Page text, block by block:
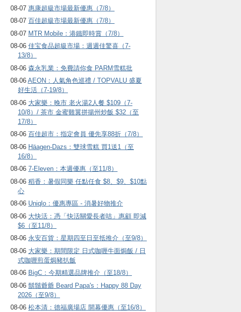
08-07 惠康超級市場最新優惠（7/8）
08-07 百佳超級市場最新優惠（7/8）
08-07 MTR Mobile：港鐵即時賞（7/8）
08-06 佳宝食品超級市場：週週佳驚喜（7-
13/8）
08-06 森永乳業：免費請你食 PARM雪糕批
08-06 AEON：人氣角色巡禮 / TOPVALU 盛夏
好生活（7-19/8）
08-06 大家樂：晚市 老火湯2人餐 $109（7-
10/8）/ 茶市 金蜜雞翼拼揚州炒飯 $32（至
17/8）
08-06 百佳超市：指定會員 優先享88折（7/8）
08-06 Häagen-Dazs ：雙球雪糕 買1送1（至
16/8）
08-06 7-Eleven：本週優惠（至11/8）
08-06 稻香：暑假同樂 任點任食 $8、$9、$10點
心
08-06 Uniqlo：優惠專區 - 消暑好物推介
08-06 大快活：憑「快活關愛長者咭」惠顧 即減
$6（至11/8）
08-06 永安百貨：星期四至日至抵推介（至9/8）
08-06 大家樂：期間限定 日式咖喱牛面焗飯 / 日
式咖喱煎蛋焗豬扒飯
08-06 BigC：今期精選品牌推介（至18/8）
08-06 鬍鬚爺爺 Beard Papa's：Happy 88 Day
2026（至9/8）
08-06 松本清：德福廣場店 開幕優惠（至16/8）